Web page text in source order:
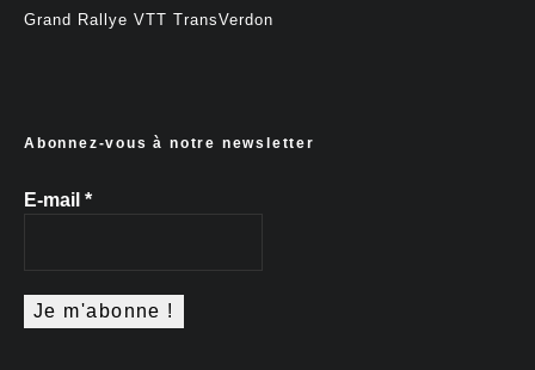
Grand Rallye VTT TransVerdon
Abonnez-vous à notre newsletter
E-mail *